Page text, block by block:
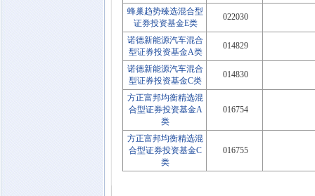
蜂巢趋势臻选混合型
证券投资基金E类
022030
诺德新能源汽车混合
型证券投资基金A类
014829
诺德新能源汽车混合
型证券投资基金C类
014830
方正富邦均衡精选混
合型证券投资基金A
类
016754
方正富邦均衡精选混
合型证券投资基金C
类
016755